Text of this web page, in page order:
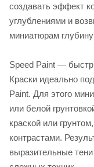
создавать эффект
углублениями и
миниатюрам
Speed Paint —
Краски идеально
Paint. Для этого
или белой
краской или
контрастами.
выразительные